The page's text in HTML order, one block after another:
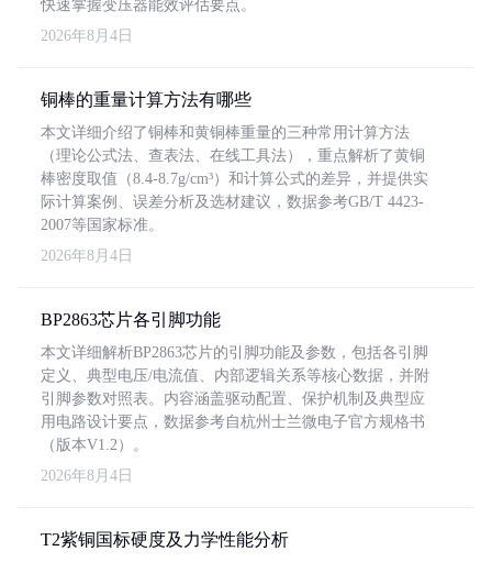
快速掌握变压器能效评估要点。
2026年8月4日
铜棒的重量计算方法有哪些
本文详细介绍了铜棒和黄铜棒重量的三种常用计算方法
（理论公式法、查表法、在线工具法），重点解析了黄铜
棒密度取值（8.4-8.7g/cm³）和计算公式的差异，并提供实
际计算案例、误差分析及选材建议，数据参考GB/T 4423-
2007等国家标准。
2026年8月4日
BP2863芯片各引脚功能
本文详细解析BP2863芯片的引脚功能及参数，包括各引脚
定义、典型电压/电流值、内部逻辑关系等核心数据，并附
引脚参数对照表。内容涵盖驱动配置、保护机制及典型应
用电路设计要点，数据参考自杭州士兰微电子官方规格书
（版本V1.2）。
2026年8月4日
T2紫铜国标硬度及力学性能分析